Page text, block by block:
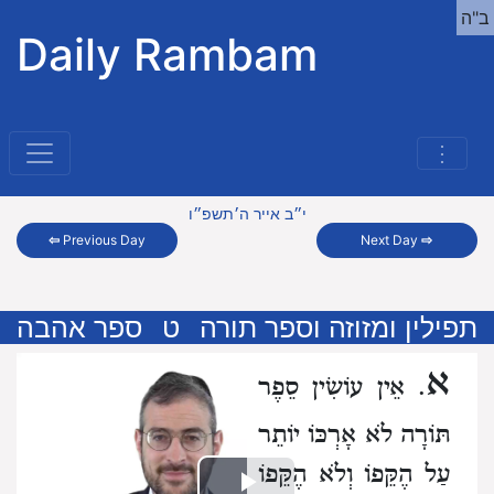
Daily Rambam
⋮
ב"ה
⇦ Previous Day
י״ב אייר ה׳תשפ״ו
Next Day⇨
תפילין ומזוזה וספר תורה ט ספר אהבה
א. אֵין עוֹשִׂין סֵפֶר
תּוֹרָה לֹא אָרְכּוֹ יוֹתֵר
עַל הֶקֵּפוֹ וְלֹא הֶקֵּפוֹ